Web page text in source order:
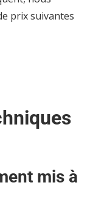
prix suivantes
mis à